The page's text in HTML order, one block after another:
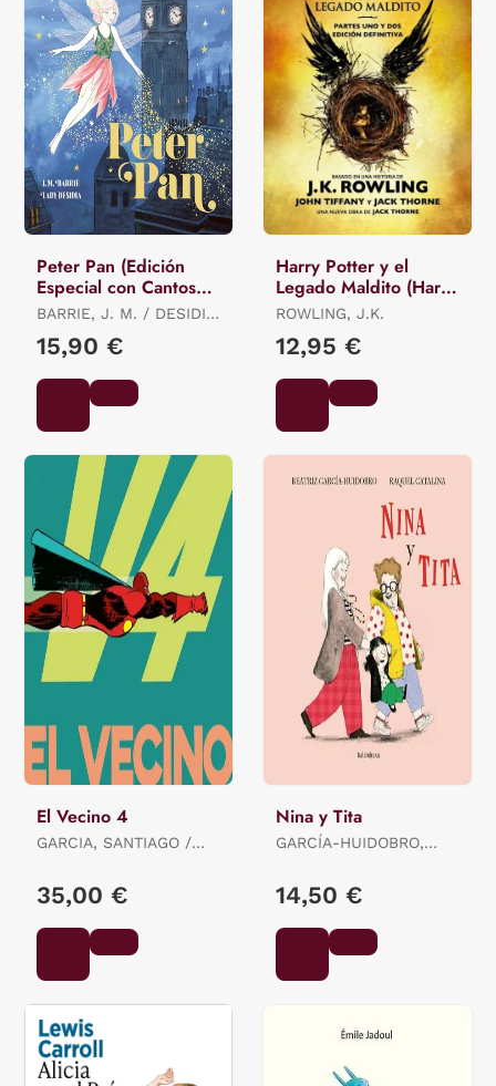
Peter Pan (Edición
Especial con Cantos
Tintados)
BARRIE, J. M. / DESIDIA,
LADY
15,90 €
Harry Potter y el
Legado Maldito (Harry
Potter 8)
ROWLING, J.K.
12,95 €
El Vecino 4
GARCIA, SANTIAGO /
35,00 €
Nina y Tita
GARCÍA-HUIDOBRO,
14,50 €